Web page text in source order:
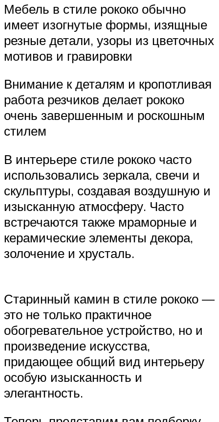
Мебель в стиле рококо обычно
имеет изогнутые формы, изящные
резные детали, узоры из цветочных
мотивов и гравировки
Внимание к деталям и кропотливая
работа резчиков делает рококо
очень завершенным и роскошным
стилем
В интерьере стиле рококо часто
использовались зеркала, свечи и
скульптуры, создавая воздушную и
изысканную атмосферу. Часто
встречаются также мраморные и
керамические элементы декора,
золочение и хрусталь.
Старинный камин в стиле рококо —
это не только практичное
обогревательное устройство, но и
произведение искусства,
придающее общий вид интерьеру
особую изысканность и
элегантность.